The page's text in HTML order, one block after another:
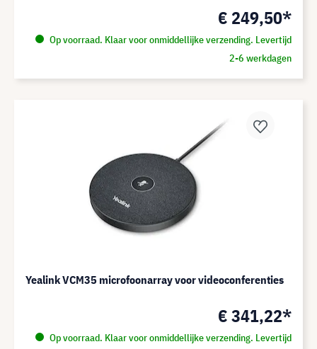
€ 249,50*
Op voorraad. Klaar voor onmiddellijke verzending. Levertijd
2-6 werkdagen
Yealink VCM35 microfoonarray voor videoconferenties
€ 341,22*
Op voorraad. Klaar voor onmiddellijke verzending. Levertijd